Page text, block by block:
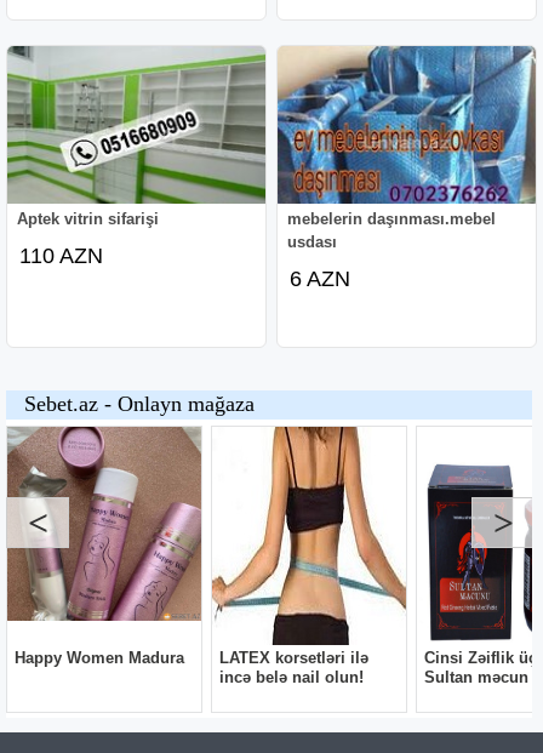
Aptek vitrin sifarişi
110 AZN
mebelerin daşınması.mebel
usdası
6 AZN